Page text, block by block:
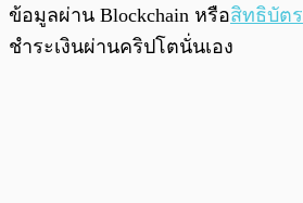
ข้อมูลผ่าน Blockchain หรือสิทธิบัตร
ชำระเงินผ่านคริปโตนั่นเอง